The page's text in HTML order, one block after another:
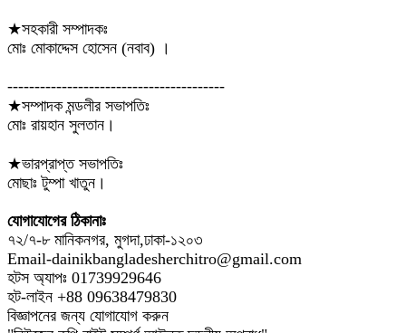
★সহকারী সম্পাদকঃ
মোঃ মোকাদ্দেস হোসেন (নবাব) ।
----------------------------------------
★সম্পাদক মন্ডলীর সভাপতিঃ
মোঃ রায়হান সুলতান।
★ভারপ্রাপ্ত সভাপতিঃ
মোছাঃ টুম্পা খাতুন।
যোগাযোগের ঠিকানাঃ
৭২/৭-৮ মানিকনগর, মুগদা,ঢাকা-১২০৩
Email-dainikbangladesherchitro@gmail.com
হটস অ্যাপঃ 01739929646
হট-লাইন +88 09638479830
বিজ্ঞাপনের জন্য যোগাযোগ করুন